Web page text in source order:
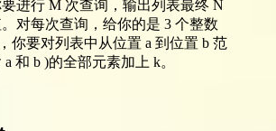
进行 M 次查询，输出列表最终 N
对每次查询，给你的是 3 个整数
你要对列表中从位置 a 到位置 b 范
和 b )的全部元素加上 k。